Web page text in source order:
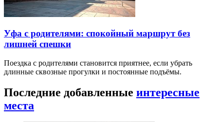
Уфа с родителями: спокойный маршрут без
лишней спешки
Поездка с родителями становится приятнее, если убрать
длинные сквозные прогулки и постоянные подъёмы.
Последние добавленные интересные
места